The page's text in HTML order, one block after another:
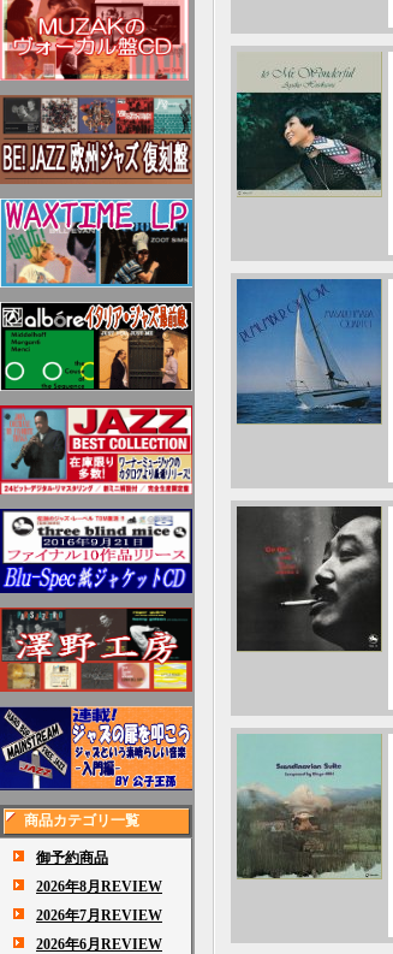
商品カテゴリ一覧
御予約商品
2026年8月REVIEW
2026年7月REVIEW
2026年6月REVIEW